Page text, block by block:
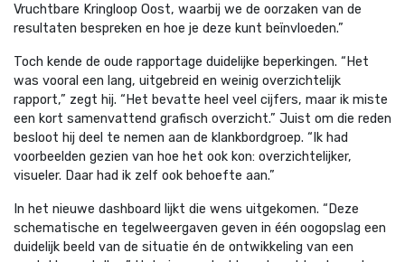
Vruchtbare Kringloop Oost, waarbij we de oorzaken van de
resultaten bespreken en hoe je deze kunt beïnvloeden.”
Toch kende de oude rapportage duidelijke beperkingen. “Het
was vooral een lang, uitgebreid en weinig overzichtelijk
rapport,” zegt hij. “Het bevatte heel veel cijfers, maar ik miste
een kort samenvattend grafisch overzicht.” Juist om die reden
besloot hij deel te nemen aan de klankbordgroep. “Ik had
voorbeelden gezien van hoe het ook kon: overzichtelijker,
visueler. Daar had ik zelf ook behoefte aan.”
In het nieuwe dashboard lijkt die wens uitgekomen. “Deze
schematische en tegelweergaven geven in één oogopslag een
duidelijk beeld van de situatie én de ontwikkeling van een